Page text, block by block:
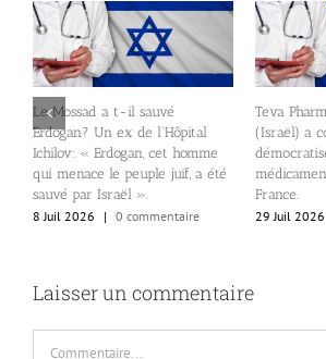
Le Mossad a t-il sauvé
Erdogan? Un ex de l’Hôpital
Ichilov: « Erdogan, cet homme
qui menace le peuple juif, a été
sauvé par Israël ».
8 Juil 2026
| 0 commentaire
Teva
(Israël) a
France.
29 Juil 2026
Laisser un commentaire